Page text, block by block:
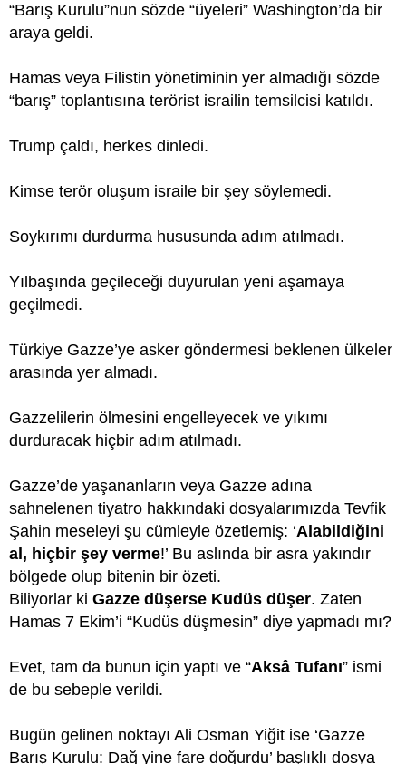
“Barış Kurulu”nun sözde “üyeleri” Washington’da bir
araya geldi.
Hamas veya Filistin yönetiminin yer almadığı sözde
“barış” toplantısına terörist israilin temsilcisi katıldı.
Trump çaldı, herkes dinledi.
Kimse terör oluşum israile bir şey söylemedi.
Soykırımı durdurma hususunda adım atılmadı.
Yılbaşında geçileceği duyurulan yeni aşamaya
geçilmedi.
Türkiye Gazze’ye asker göndermesi beklenen ülkeler
arasında yer almadı.
Gazzelilerin ölmesini engelleyecek ve yıkımı
durduracak hiçbir adım atılmadı.
Gazze’de yaşananların veya Gazze adına
sahnelenen tiyatro hakkındaki dosyalarımızda Tevfik
Şahin meseleyi şu cümleyle özetlemiş: ‘Alabildiğini
al, hiçbir şey verme!’ Bu aslında bir asra yakındır
bölgede olup bitenin bir özeti.
Biliyorlar ki Gazze düşerse Kudüs düşer. Zaten
Hamas 7 Ekim’i “Kudüs düşmesin” diye yapmadı mı?
Evet, tam da bunun için yaptı ve “Aksâ Tufanı” ismi
de bu sebeple verildi.
Bugün gelinen noktayı Ali Osman Yiğit ise ‘Gazze
Barış Kurulu: Dağ yine fare doğurdu’ başlıklı dosya